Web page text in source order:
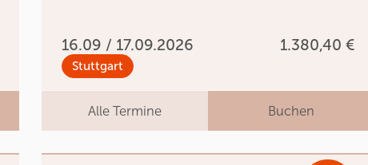
16.09 / 17.09.2026 1.380,40 €
Stuttgart
Alle Termine Buchen